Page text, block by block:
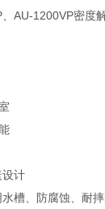
AU-1200VP密度
设计
槽、防腐蚀、耐